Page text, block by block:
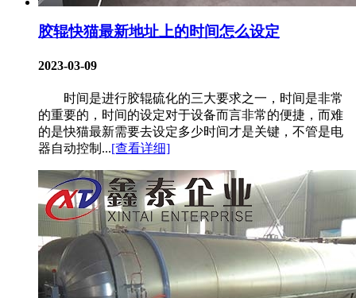
胶辊快猫最新地址上的时间怎么设定
2023-03-09
时间是进行胶辊硫化的三大要求之一，时间是非常
的重要的，时间的设定对于设备而言非常的便捷，而难
的是快猫最新需要去设定多少时间才是关键，不管是电
器自动控制...[查看详细]